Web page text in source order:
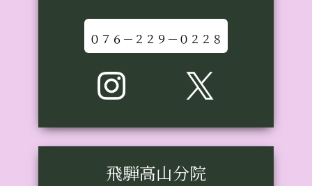
０７６－２２９－０２２８
飛騨高山分院